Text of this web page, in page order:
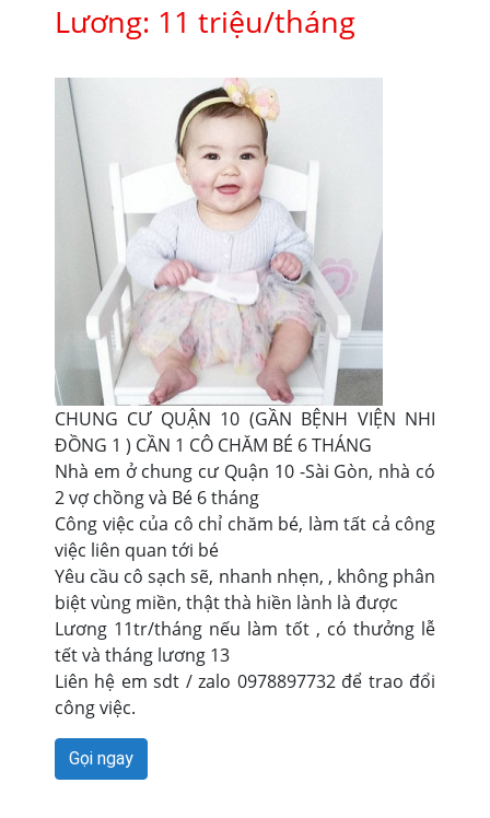
Lương: 11 triệu/tháng
CHUNG CƯ QUẬN 10 (GẦN BỆNH VIỆN NHI
ĐỒNG 1 ) CẦN 1 CÔ CHĂM BÉ 6 THÁNG
Nhà em ở chung cư Quận 10 -Sài Gòn, nhà có
2 vợ chồng và Bé 6 tháng
Công việc của cô chỉ chăm bé, làm tất cả công
việc liên quan tới bé
Yêu cầu cô sạch sẽ, nhanh nhẹn, , không phân
biệt vùng miền, thật thà hiền lành là được
Lương 11tr/tháng nếu làm tốt , có thưởng lễ
tết và tháng lương 13
Liên hệ em sdt / zalo 0978897732 để trao đổi
công việc.
Gọi ngay